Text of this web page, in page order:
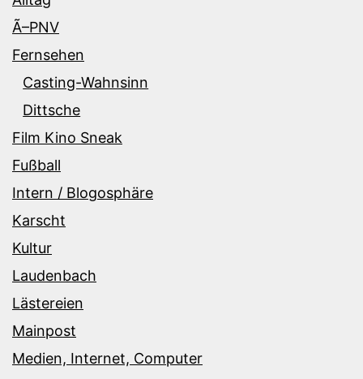
Ã–PNV
Fernsehen
Casting-Wahnsinn
Dittsche
Film Kino Sneak
Fußball
Intern / Blogosphäre
Karscht
Kultur
Laudenbach
Lästereien
Mainpost
Medien, Internet, Computer